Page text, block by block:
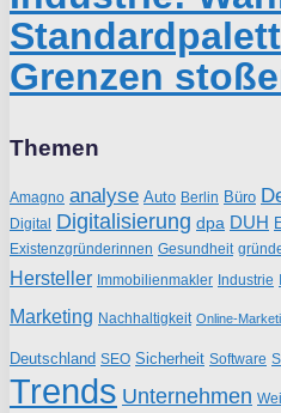
Grenzen
Themen
Amagno analyse Auto Berlin Büro
Digital Digitalisierung dpa DUH
Existenzgründerinnen Gesundheit
Hersteller Immobilienmakler Industrie
Marketing Nachhaltigkeit Online-
Deutschland SEO Sicherheit Software
Trends Unternehmen